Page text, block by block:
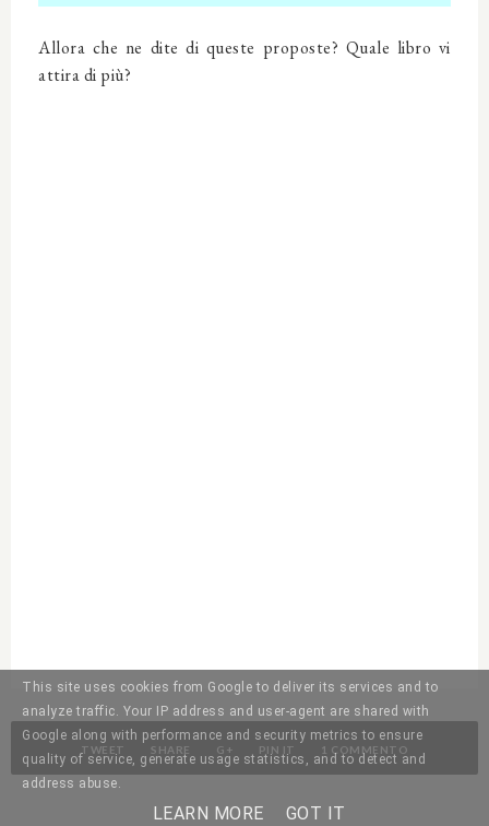
Allora che ne dite di queste proposte? Quale libro vi
attira di più?
TWEET SHARE G+ PIN IT 1 COMMENTO
This site uses cookies from Google to deliver its services and to
analyze traffic. Your IP address and user-agent are shared with
Google along with performance and security metrics to ensure
quality of service, generate usage statistics, and to detect and
address abuse.
LEARN MORE GOT IT